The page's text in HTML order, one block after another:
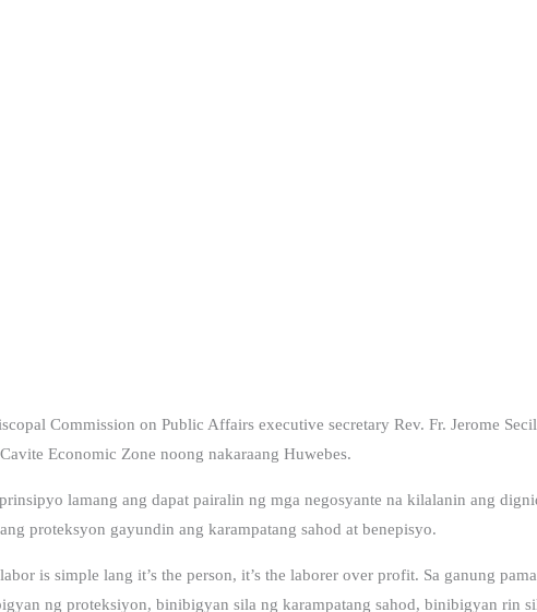
Commission on Public Affairs executive secretary Rev. Fr. Jerome
Economic Zone noong nakaraang Huwebes.
lamang ang dapat pairalin ng mga negosyante na kilalanin ang
proteksyon gayundin ang karampatang sahod at benepisyo.
is simple lang it’s the person, it’s the laborer over profit. Sa ganung
ng proteksiyon, binibigyan sila ng karampatang sahod, binibigyan rin